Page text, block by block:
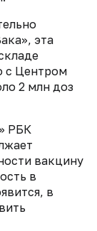
эта
с Центром
2 млн доз
РБК
вакцину
в
в